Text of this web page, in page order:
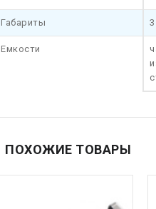
Габариты
Емкости
ПОХОЖИЕ ТОВАРЫ